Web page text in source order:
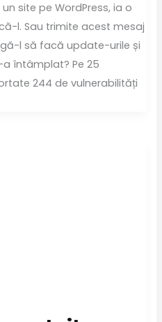
site pe WordPress, ia o
l. Sau trimite acest mesaj
l să facă update-urile și
întâmplat? Pe 25
244 de vulnerabilități